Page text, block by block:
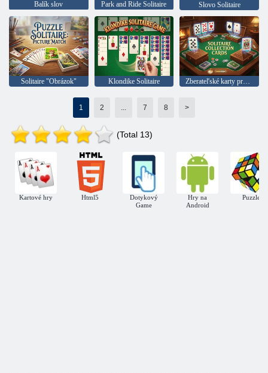
Balík slov Park and Ride Solitaire Slovo Solitaire
Solitaire "Obrázok" Klondike Solitaire
1 2 7 8 >
(Total 13)
Kartové hry Html5
Dotykový
Game
Hry na
Android
Puzzle